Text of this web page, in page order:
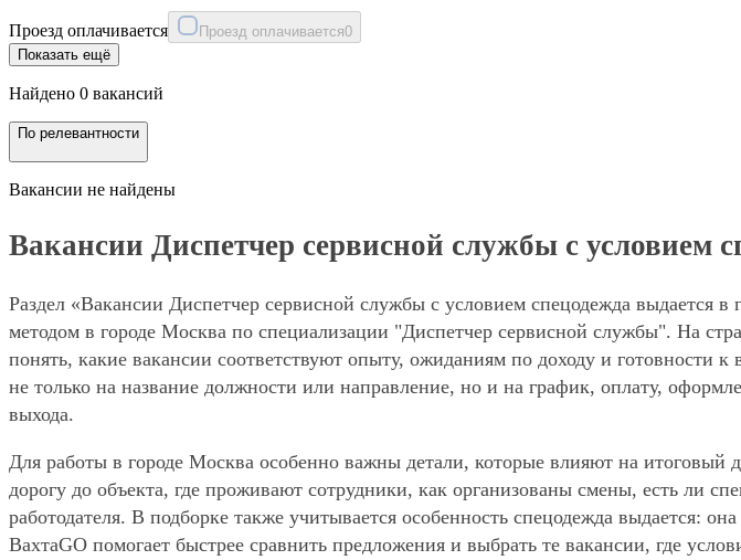
Проезд оплачивается Проезд оплачивается0
Показать ещё
Найдено 0 вакансий
По релевантности
Вакансии не найдены
Вакансии Диспетчер сервисной службы с условием
Раздел «Вакансии Диспетчер сервисной службы с условием спецодежда выдается
методом в городе Москва по специализации "Диспетчер сервисной службы". На
понять, какие вакансии соответствуют опыту, ожиданиям по доходу и готовности
не только на название должности или направление, но и на график, оплату,
выхода.
Для работы в городе Москва особенно важны детали, которые влияют на итоговый
дорогу до объекта, где проживают сотрудники, как организованы смены, есть ли
работодателя. В подборке также учитывается особенность спецодежда выдается:
ВахтаGO помогает быстрее сравнить предложения и выбрать те вакансии, где